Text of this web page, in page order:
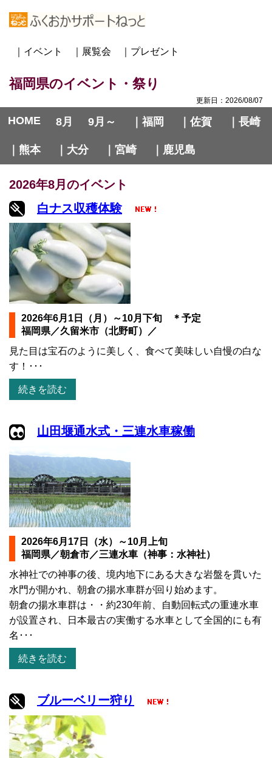
｜イベント ｜展覧会 ｜プレゼント
福岡県のイベント・祭り
更新日：2026/08/07
HOME 8月 9月～ ｜福岡 ｜佐賀 ｜長崎
｜熊本 ｜大分 ｜宮崎 ｜鹿児島
2026年8月のイベント
白ナス収穫体験
2026年6月1日（月）～10月下旬 ＊予定
福岡県／久留米市（北野町）／
見た目は宝石のように美しく、食べて美味しい自慢の白な
す！･･･
続きを読む
山田堰通水式・三連水車稼働
2026年6月17日（水）～10月上旬
福岡県／朝倉市／三連水車（神事：水神社）
水神社での神事の後、境内地下にある大きな岩盤を貫いた
水門が開かれ、朝倉の揚水車群が回り始めます。
朝倉の揚水車群は・・約230年前、自動回転式の重連水車
が設置され、日本最古の実働する水車として全国的にも有
名･･･
続きを読む
ブルーベリー狩り